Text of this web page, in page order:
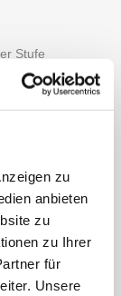
zu
anbieten
zu
zu Ihrer
für
Unsere
Stufe